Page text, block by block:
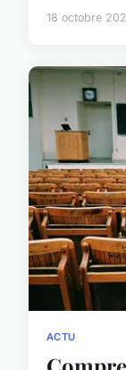
18 octobre
ACTU